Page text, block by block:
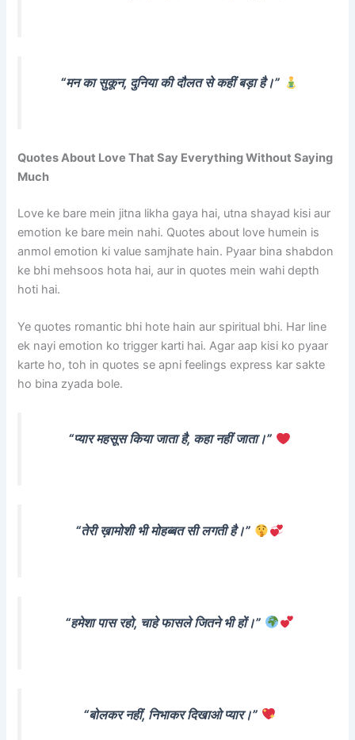
“मन का सुकून, दुनिया की दौलत से कहीं बड़ा है।”
Quotes About Love That Say Everything Without Saying
Much
Love ke bare mein jitna likha gaya hai, utna shayad kisi aur
emotion ke bare mein nahi. Quotes about love humein is
anmol emotion ki value samjhate hain. Pyaar bina shabdon
ke bhi mehsoos hota hai, aur in quotes mein wahi depth
hoti hai.
Ye quotes romantic bhi hote hain aur spiritual bhi. Har line
ek nayi emotion ko trigger karti hai. Agar aap kisi ko pyaar
karte ho, toh in quotes se apni feelings express kar sakte
ho bina zyada bole.
“प्यार महसूस किया जाता है, कहा नहीं जाता।”
“तेरी ख़ामोशी भी मोहब्बत सी लगती है।”
“हमेशा पास रहो, चाहे फासले जितने भी हों।”
“बोलकर नहीं, निभाकर दिखाओ प्यार।”